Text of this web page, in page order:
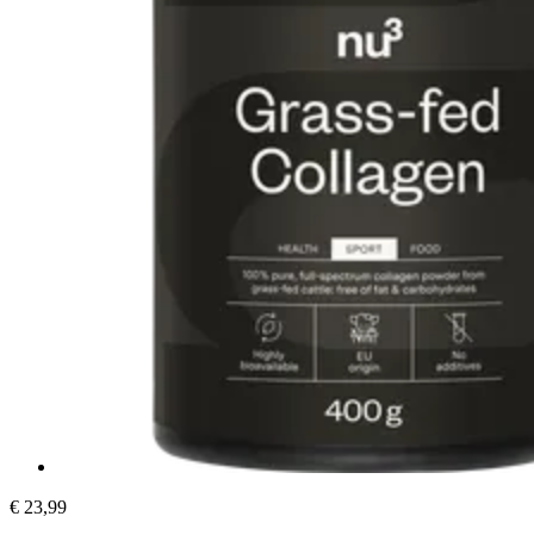
€ 23,99